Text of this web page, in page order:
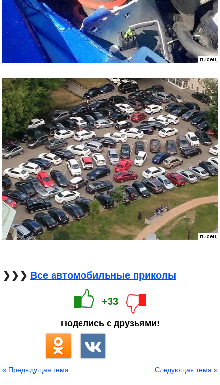
❯❯❯ Все автомобильные приколы
+33
Поделись с друзьями!
« Предыдущая тема Следующая тема »